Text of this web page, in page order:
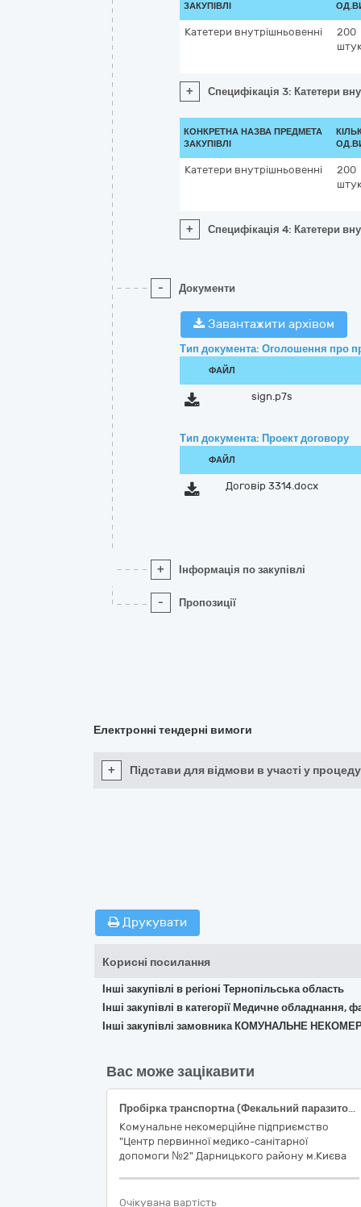
ЗАКУПІВЛІ
Катетери внутрішньовенні
200
+ Специфікація 3: Катетери
КОНКРЕТНА НАЗВА ПРЕДМЕТА
ЗАКУПІВЛІ
Катетери внутрішньовенні
200
+ Специфікація 4: Катетери
- Документи
Завантажити архівом
Тип документа: Оголошення про
ФАЙЛ
sign.p7s
Тип документа: Проект договору
ФАЙЛ
Договір 3314.docx
+ Інформація по закупівлі
- Пропозиції
Електронні тендерні вимоги
+ Підстави для відмови в участі у
Друкувати
Корисні посилання
Інші закупівлі в регіоні Тернопільська область
Інші закупівлі в категорії Медичне обладнання,
Інші закупівлі замовника КОМУНАЛЬНЕ
Вас може зацікавити
Пробірка транспортна (Фекальний паразитологічний концентратор Mini Parasep (3.3 мл формаліну + тритон-Х). ДК 021:2015 (CPV) : 33140000-3 Медичні матеріали ( код НК 024:2023:57907 Контейнер для взяття калу IVD (діагностика in vitro), без домішок/ Код НК 031:2024-W05030199 — АНАЛІЗИ ЗРАЗКІВ, КОНТЕЙНЕРИ - ІНШЕ.)
Комунальне некомерційне підприємство
"Центр первинної медико-санітарної
допомоги №2" Дарницького району м.Києва
Очікувана вартість